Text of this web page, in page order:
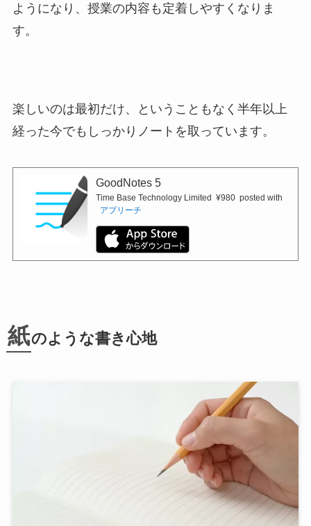
ようになり、授業の内容も定着しやすくなりま
す。
楽しいのは最初だけ、ということもなく半年以上
経った今でもしっかりノートを取っています。
GoodNotes 5
Time Base Technology Limited ¥980 posted with
アプリーチ
紙のような書き心地